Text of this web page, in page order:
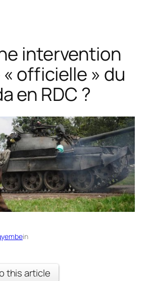
intervention
officielle » du
en RDC ?
in
this article